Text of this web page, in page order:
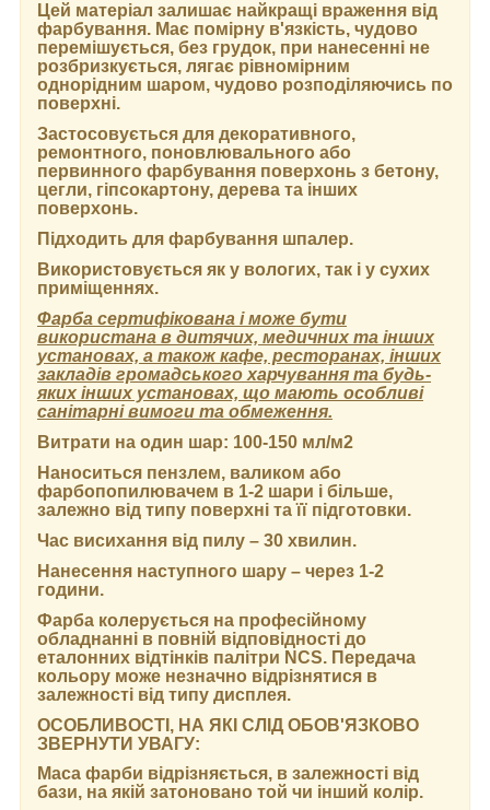
Цей матеріал залишає найкращі враження від
фарбування. Має помірну в'язкість, чудово
перемішується, без грудок, при нанесенні не
розбризкується, лягає рівномірним
однорідним шаром, чудово розподіляючись по
поверхні.
Застосовується для декоративного,
ремонтного, поновлювального або
первинного фарбування поверхонь з бетону,
цегли, гіпсокартону, дерева та інших
поверхонь.
Підходить для фарбування шпалер.
Використовується як у вологих, так і у сухих
приміщеннях.
Фарба сертифікована і може бути
використана в дитячих, медичних та інших
установах, а також кафе, ресторанах, інших
закладів громадського харчування та будь-
яких інших установах, що мають особливі
санітарні вимоги та обмеження.
Витрати на один шар: 100-150 мл/м2
Наноситься пензлем, валиком або
фарбопопилювачем в 1-2 шари і більше,
залежно від типу поверхні та її підготовки.
Час висихання від пилу – 30 хвилин.
Нанесення наступного шару – через 1-2
години.
Фарба колерується на професійному
обладнанні в повній відповідності до
еталонних відтінків палітри NCS. Передача
кольору може незначно відрізнятися в
залежності від типу дисплея.
ОСОБЛИВОСТІ, НА ЯКІ СЛІД ОБОВ'ЯЗКОВО
ЗВЕРНУТИ УВАГУ:
Маса фарби відрізняється, в залежності від
бази, на якій затоновано той чи інший колір.